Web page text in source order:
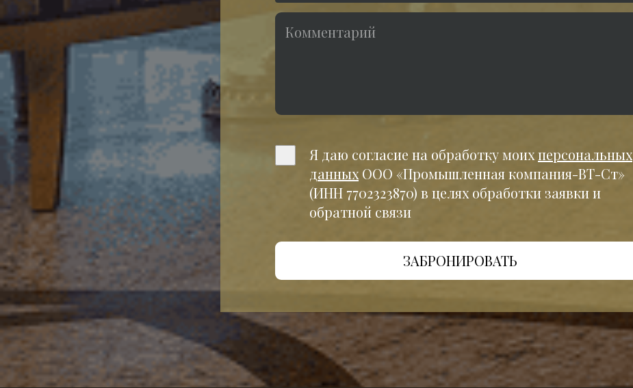
Я даю согласие на обработку моихперсональных
данных ООО «Промышленная компания-ВТ-Ст»
(ИНН 7702323870) в целях обработки заявки и
обратной связи
ЗАБРОНИРОВАТЬ